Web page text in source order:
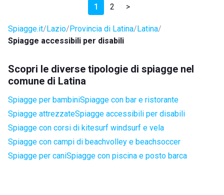
1 2 >
Spiagge.it Lazio Provincia di Latina Latina
Spiagge accessibili per disabili
Scopri le diverse tipologie di spiagge nel
comune di Latina
Spiagge per bambiniSpiagge con bar e ristorante
Spiagge attrezzateSpiagge accessibili per disabili
Spiagge con corsi di kitesurf windsurf e vela
Spiagge con campi di beachvolley e beachsoccer
Spiagge per caniSpiagge con piscina e posto barca